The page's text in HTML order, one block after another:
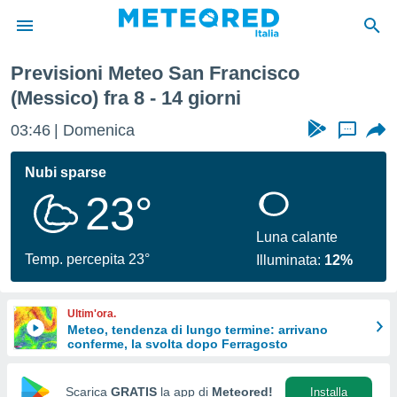
di
per
di
Web
le
Previsioni Meteo San Francisco
(Messico) fra 8 - 14 giorni
03:46 Domenica ...
Nubi sparse
23°
Temp. percepita 23°
Luna calante
Illuminata: 12%
Ultim'ora.
Meteo, tendenza di lungo termine: arrivano
conferme, la svolta dopo Ferragosto
Scarica GRATIS la app di Meteored! Installa